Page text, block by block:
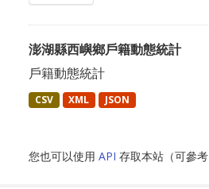
澎湖縣西嶼鄉戶籍動態統計
戶籍動態統計
CSV XML JSON
您也可以使用 API 存取本站（可參考